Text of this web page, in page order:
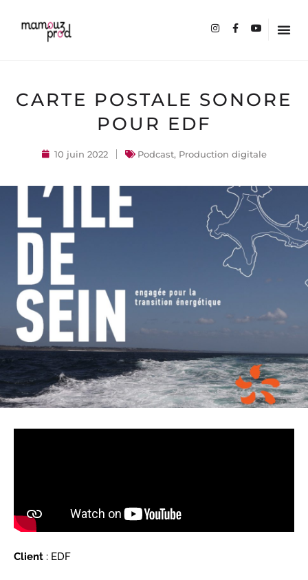
CARTE POSTALE SONORE
POUR EDF
10 juin 2022 Podcast, Production digitale
Client : EDF